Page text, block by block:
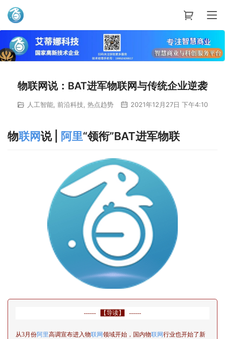
艾蒂娜科技
物联网说：BAT进军物联网与传统企业逆袭
人工智能 前沿科技 热点趋势 2021年12月27日 下午4:10
物联网说 | 阿里“领衔”BAT进军物联
------ 【导读】 ------
从3月份阿里高调宣布进入物联网领域开始，国内物联网行业也开始了新